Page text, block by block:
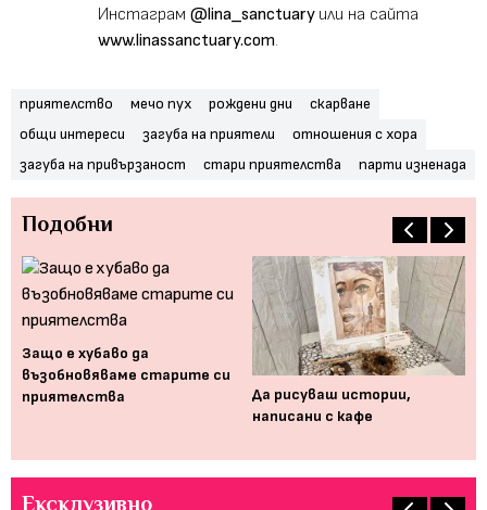
Инстаграм @lina_sanctuary или на сайта
www.linassanctuary.com.
приятелство мечо пух рождени дни
скарване
общи интереси
загуба на приятели
отношения с хора
загуба на привързаност
стари приятелства парти изненада
Подобни
Защо е хубаво да
възобновяваме старите си
приятелства
Да рисуваш истории,
написани с кафе
Ексклузивно